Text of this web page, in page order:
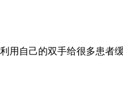
用自己的双手给很多患者